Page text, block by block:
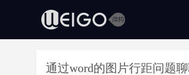
通过word的图片行距问题